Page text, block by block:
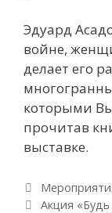
Эдуард
войне,
делает его
которыми
прочитав
выставке.
Рубрики
Навигация по
Акция